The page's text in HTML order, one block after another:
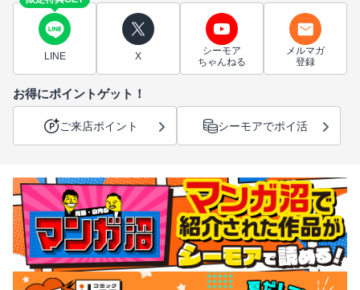
LINE X
シーモア
ちゃんねる
メルマガ
登録
お得にポイントゲット！
ご来店ポイント シーモアでポイ活